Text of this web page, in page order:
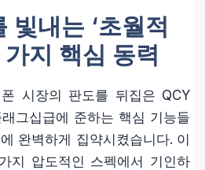
빛내는 ‘초월적
지 핵심 동력
시장의 판도를 뒤집은 QCY
그십급에 준하는 핵심 기능들
완벽하게 집약시켰습니다. 이
지 압도적인 스펙에서 기인하